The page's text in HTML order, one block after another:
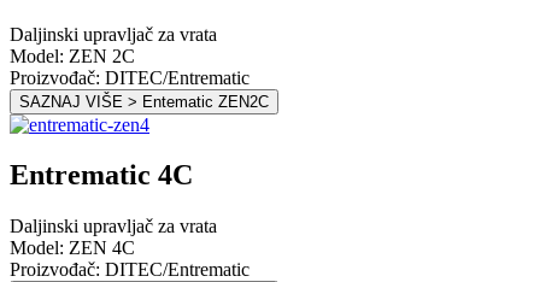
Daljinski upravljač za vrata
Model: ZEN 2C
Proizvođač: DITEC/Entrematic
SAZNAJ VIŠE > Entematic ZEN2C
Entrematic 4C
Daljinski upravljač za vrata
Model: ZEN 4C
Proizvođač: DITEC/Entrematic